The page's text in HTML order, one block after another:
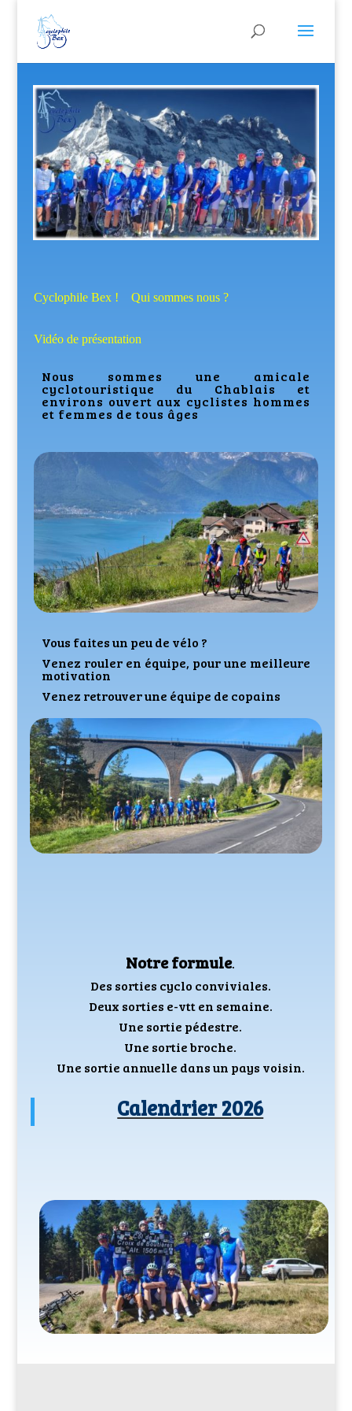
Cyclophile Bex ! Qui sommes nous ?
Vidéo de présentation
Nous sommes une amicale
cyclotouristique du Chablais et
environs ouvert aux cyclistes hommes
et femmes de tous âges
Vous faites un peu de vélo ?
Venez rouler en équipe, pour une meilleure
motivation
Venez retrouver une équipe de copains
Notre formule.
Des sorties cyclo conviviales.
Deux sorties e-vtt en semaine.
Une sortie pédestre.
Une sortie broche.
Une sortie annuelle dans un pays voisin.
Calendrier 2026